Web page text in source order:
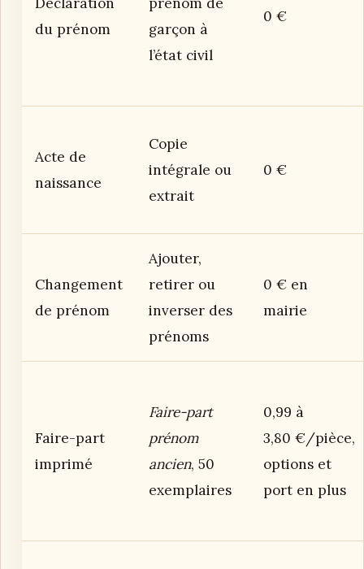
du prénom
garçon à
l’état civil
0 €
Acte de
naissance
Copie
intégrale ou
extrait
0 €
Changement
de prénom
Ajouter,
retirer ou
inverser des
prénoms
0 € en
mairie
Faire-part
imprimé
Faire-part
prénom
ancien, 50
exemplaires
0,99 à
3,80 €/pièce,
options et
port en plus